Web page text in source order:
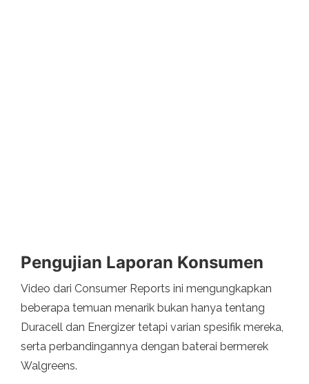
Pengujian Laporan Konsumen
Video dari Consumer Reports ini mengungkapkan
beberapa temuan menarik bukan hanya tentang
Duracell dan Energizer tetapi varian spesifik mereka,
serta perbandingannya dengan baterai bermerek
Walgreens.